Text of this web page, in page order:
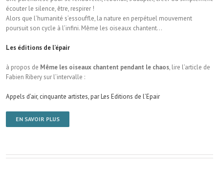
écouter le silence, être, respirer !
Alors que l’humanité s’essouffle, la nature en perpétuel mouvement
poursuit son cycle à l’infini. Même les oiseaux chantent…
Les éditions de l’épair
à propos de Même les oiseaux chantent pendant le chaos, lire l’article de
Fabien Ribery sur l’intervalle :
Appels d’air, cinquante artistes, par Les Editions de l’Epair
EN SAVOIR PLUS